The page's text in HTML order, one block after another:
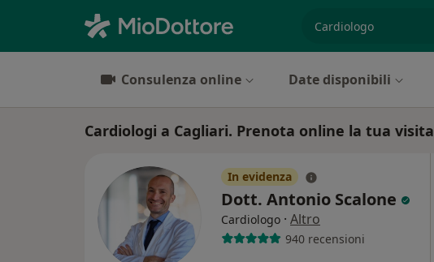
Consulenza online Date disponibili
Cardiologi a Cagliari. Prenota online la tua visita
In evidenza
Dott. Antonio Scalone
Cardiologo · Altro
940 recensioni